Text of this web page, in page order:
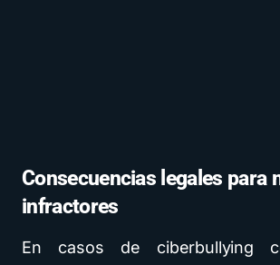
Consecuencias legales para
infractores
En casos de ciberbullying